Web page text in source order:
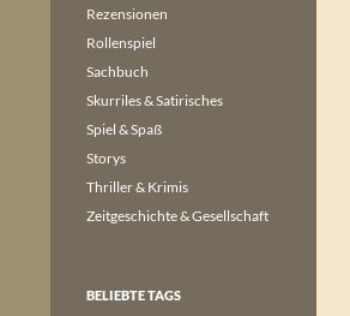
Rezensionen
Rollenspiel
Sachbuch
Skurriles & Satirisches
Spiel & Spaß
Storys
Thriller & Krimis
Zeitgeschichte & Gesellschaft
BELIEBTE TAGS